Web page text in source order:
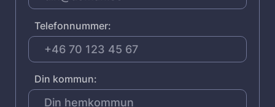
Telefonnummer:
Din kommun: